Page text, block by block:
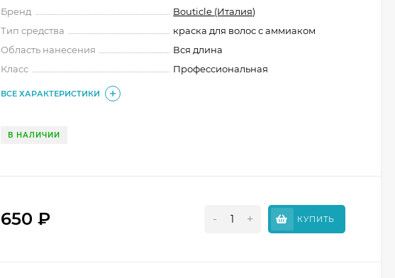
Бренд
Bouticle (Италия)
Тип средства
краска для волос с аммиаком
Область нанесения
Вся длина
Класс
Профессиональная
ВСЕ ХАРАКТЕРИСТИКИ
В НАЛИЧИИ
650₽ - + КУПИТЬ